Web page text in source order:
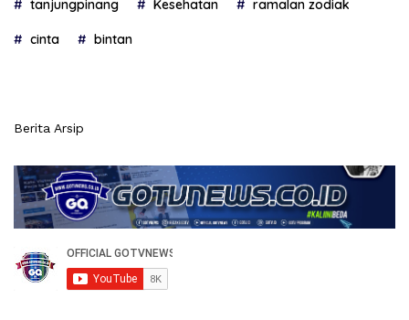
tanjungpinang Kesehatan ramalan zodiak
cinta bintan
Berita Arsip